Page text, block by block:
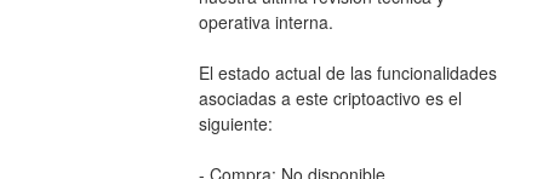
operativa interna.
El estado actual de las funcionalidades
asociadas a este criptoactivo es el
siguiente:
- Compra: No disponible